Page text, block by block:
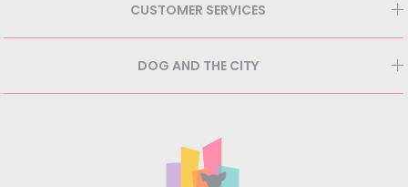
CUSTOMER SERVICES
DOG AND THE CITY